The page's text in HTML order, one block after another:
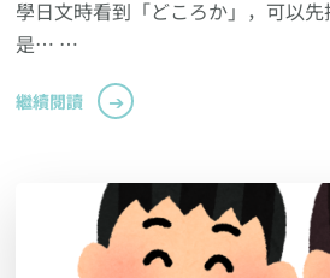
學日文時看到「どころか」，可以
是… …
繼續閱讀